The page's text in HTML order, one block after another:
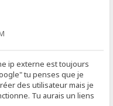
ip externe est toujours
tu penses que je
des utilisateur mais je
Tu aurais un liens